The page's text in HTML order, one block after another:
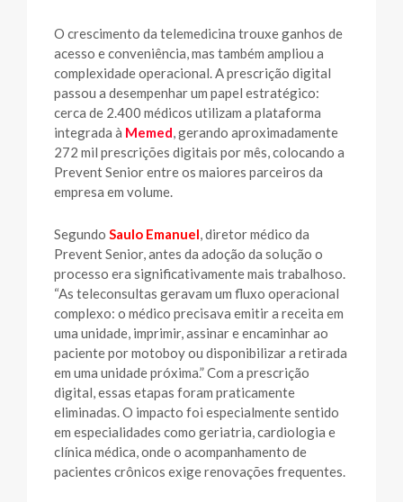
O crescimento da telemedicina trouxe ganhos de
acesso e conveniência, mas também ampliou a
complexidade operacional. A prescrição digital
passou a desempenhar um papel estratégico:
cerca de 2.400 médicos utilizam a plataforma
integrada à Memed , gerando aproximadamente
272 mil prescrições digitais por mês, colocando a
Prevent Senior entre os maiores parceiros da
empresa em volume.
Segundo Saulo Emanuel , diretor médico da
Prevent Senior, antes da adoção da solução o
processo era significativamente mais trabalhoso.
“As teleconsultas geravam um fluxo operacional
complexo: o médico precisava emitir a receita em
uma unidade, imprimir, assinar e encaminhar ao
paciente por motoboy ou disponibilizar a retirada
em uma unidade próxima.” Com a prescrição
digital, essas etapas foram praticamente
eliminadas. O impacto foi especialmente sentido
em especialidades como geriatria, cardiologia e
clínica médica, onde o acompanhamento de
pacientes crônicos exige renovações frequentes.